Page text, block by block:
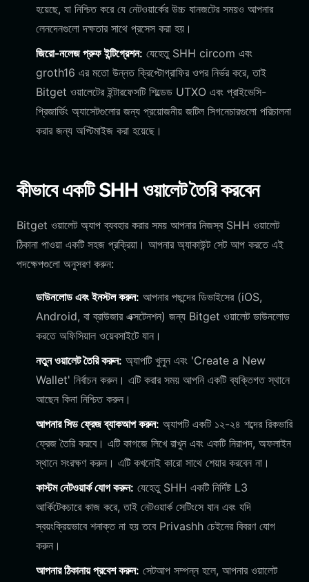
হয়েছে, যা নিশ্চিত করে যে নেটওয়ার্কের উচ্চ যানজটের সময়ও আপনার
লেনদেনগুলো দক্ষতার সাথে প্রসেস করা হয়।
জিরো-নলেজ প্রুফ ইন্টিগ্রেশন: যেহেতু SHH circom এবং
groth16 এর মতো উন্নত ক্রিপ্টোগ্রাফির ওপর নির্ভর করে, তাই
Bitget ওয়ালেটের ইন্টারফেসটি শিল্ডেড UTXO এবং প্রাইভেসি-
প্রিজার্ভিং অ্যাসেটগুলোর জন্য প্রয়োজনীয় জটিল সিগনেচারগুলো পরিচালনা
করার জন্য অপ্টিমাইজ করা হয়েছে।
কীভাবে একটি SHH ওয়ালেট তৈরি করবেন
Bitget ওয়ালেট অ্যাপ ব্যবহার করার সময় আপনার নিজস্ব SHH ওয়ালেট
ঠিকানা পাওয়া একটি সহজ প্রক্রিয়া। আপনার অ্যাকাউন্ট সেট আপ করতে এই
পদক্ষেপগুলো অনুসরণ করুন:
ডাউনলোড এবং ইনস্টল করুন: আপনার পছন্দের ডিভাইসের (iOS,
Android, বা ব্রাউজার এক্সটেনশন) জন্য Bitget ওয়ালেট ডাউনলোড
করতে অফিসিয়াল ওয়েবসাইটে যান।
নতুন ওয়ালেট তৈরি করুন: অ্যাপটি খুলুন এবং 'Create a New
Wallet' নির্বাচন করুন। এটি করার সময় আপনি একটি ব্যক্তিগত স্থানে
আছেন কিনা নিশ্চিত করুন।
আপনার সিড ফ্রেজ ব্যাকআপ করুন: অ্যাপটি একটি ১২-২৪ শব্দের রিকভারি
ফ্রেজ তৈরি করবে। এটি কাগজে লিখে রাখুন এবং একটি নিরাপদ, অফলাইন
স্থানে সংরক্ষণ করুন। এটি কখনোই কারো সাথে শেয়ার করবেন না।
কাস্টম নেটওয়ার্ক যোগ করুন: যেহেতু SHH একটি নির্দিষ্ট L3
আর্কিটেকচারে কাজ করে, তাই নেটওয়ার্ক সেটিংসে যান এবং যদি
স্বয়ংক্রিয়ভাবে শনাক্ত না হয় তবে Privashh চেইনের বিবরণ যোগ
করুন।
আপনার ঠিকানায় প্রবেশ করুন: সেটআপ সম্পন্ন হলে, আপনার ওয়ালেট